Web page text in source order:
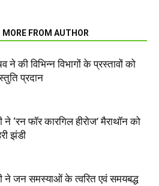
MORE FROM AUTHOR
ने की विभिन्न विभागों के प्रस्तावों को
प्रदान
‘रन फॉर कारगिल हीरोज’ मैराथॉन को
झंडी
ने जन समस्याओं के त्वरित एवं समयबद्ध